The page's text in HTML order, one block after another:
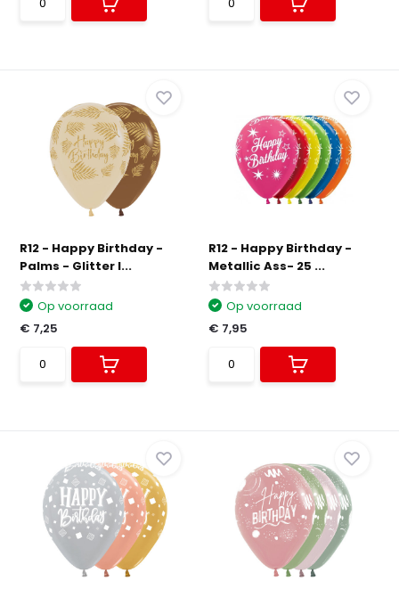
R12 - Happy Birthday -
Palms - Glitter I...
Op voorraad
€ 7,25
R12 - Happy Birthday -
Metallic Ass- 25 ...
Op voorraad
€ 7,95